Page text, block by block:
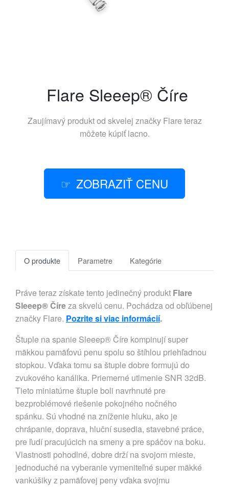
Flare Sleeep® Číre
Zaujímavý produkt od skvelej značky Flare teraz
môžete kúpiť lacno.
ZOBRAZIŤ CENU
O produkte Parametre Kategórie
Práve teraz získate tento jedinečný produkt Flare
Sleeep® Číreza skvelú cenu. Pochádza od obľúbenej
značky Flare. Pozrite si viac informácií.
Štuple na spanie Sleeep® Číre kompinují super
mäkkou pamäťovú penu spolu so štíhlou priehľadnou
stopkou. Vďaka tomu sa štuple dobre formujú do
zvukového kanálika. Priemerné utlmenie SNR 32dB.
Tieto miniatúrne štuple boli navrhnuté pre
bezproblémové riešenie pokojného nočného
spánku. Sú vhodné na zníženie hluku, ako je
chrápanie, doprava, hluční susedia, stavebné práce,
pre ľudí pracujúcich na smeny a pre spáčov na boku.
Vlastnosti pohodlné, dobre drží na svojom mieste,
jednoduché na vyberanie vymeniteľné super mäkké
vankúšiky z pamäťovej peny vďaka svojmu